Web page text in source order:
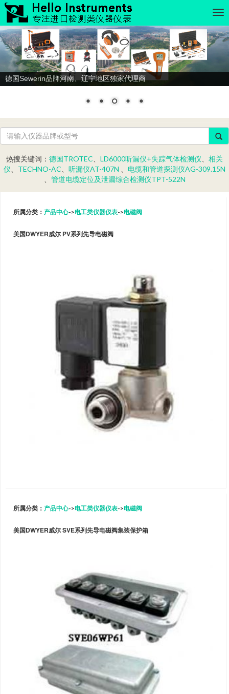
德国Sewerin品牌河南、辽宁地区独家代理商
热搜关键词： 德国TROTEC LD6000听漏仪+失踪气体检测仪
相关
仪
TECHNO-AC 听漏仪AT-407N
电缆和管道探测仪AG-309.15N
管道电缆定位及泄漏综合检测仪TPT-522N
所属分类： 产品中心->电工类仪器仪表->电磁阀
美国DWYER威尔 PV系列先导电磁阀
所属分类： 产品中心->电工类仪器仪表->电磁阀
美国DWYER威尔 SVE系列先导电磁阀集装保护箱